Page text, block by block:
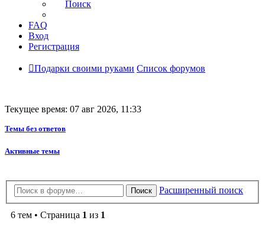
Поиск
FAQ
Вход
Регистрация
Подарки своими руками Список форумов
Текущее время: 07 авг 2026, 11:33
Темы без ответов
Активные темы
Поиск Расширенный поиск
6 тем • Страница 1 из 1